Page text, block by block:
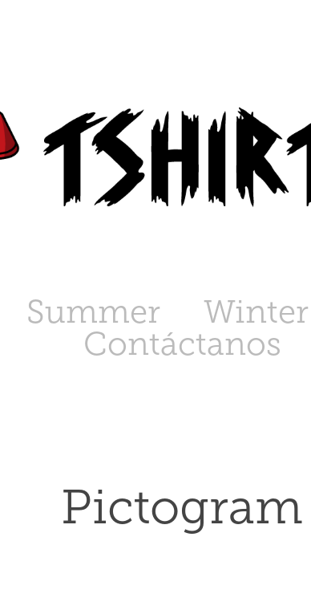
Summer Winter
Contáctanos
Pictogram